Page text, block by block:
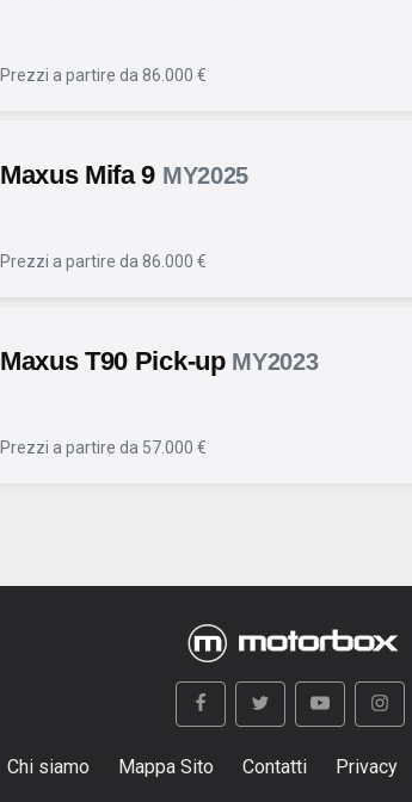
Prezzi a partire da 86.000 €
Maxus Mifa 9 MY2025
Prezzi a partire da 86.000 €
Maxus T90 Pick-up MY2023
Prezzi a partire da 57.000 €
Chi siamo Mappa Sito Contatti Privacy